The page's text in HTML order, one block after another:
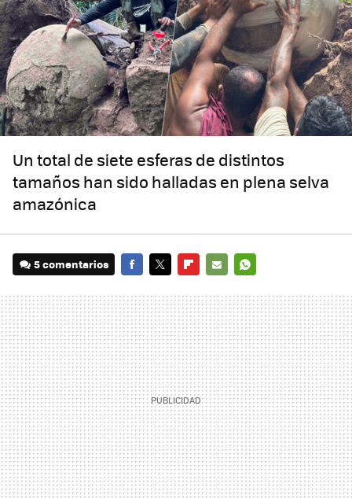
Un total de siete esferas de distintos
tamaños han sido halladas en plena selva
amazónica
5 comentarios
MAIL